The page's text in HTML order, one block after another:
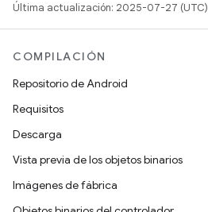
Última actualización: 2025-07-27 (UTC)
COMPILACIÓN
Repositorio de Android
Requisitos
Descarga
Vista previa de los objetos binarios
Imágenes de fábrica